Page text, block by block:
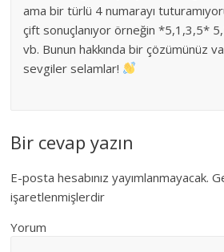
ama bir türlü 4 numarayı
çift sonuçlanıyor örneğin *5,1,3,5*
vb. Bunun hakkında bir çözümünüz
sevgiler selamlar!
Bir cevap yazın
E-posta hesabınız yayımlanmayacak.
işaretlenmişlerdir
Yorum